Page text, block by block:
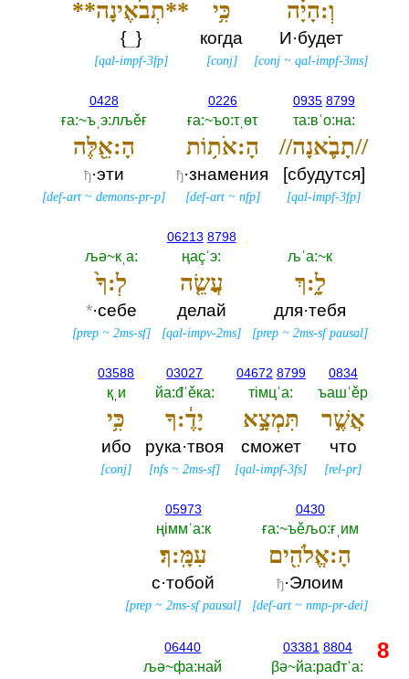
וְ:הָיָ֗ה
И·будет
[conj ~qal-impf-3ms]
כִּ֥י
когда
[conj]
**תְבֹאֶינָה**
{_ }
[qal-impf-3fp]
0935 8799
τа:вˈо:на:‎
//תָבֹ֛אנָה//
[сбудутся]
[qal-impf-3fp]
0226
ға:~ъо:τˌөτ
הָ:אֹת֥וֹת
ђ·знамения
[def-art~ nfp]
0428
ға:~ъˌэ:лљěғ
הָ:אֵ֖לֶּה
ђ·эти
[def-art ~demons-pr-p]
љˈа:~к
לָ֑:ךְ
для·тебя
[prep ~2ms-sf pausal]
06213 8798
ңаçˈэ:‎
עֲשֵׂ֤ה
делай
[qal-impv-2ms]
љә~кˌа:‎
לְ:ךָ֙
*·себе
[prep ~2ms-sf]
0834
ъашˈěр
אֲשֶׁ֣ר
что
[rel-pr]
04672 8799
тiмцˈа:‎
תִּמְצָ֣א
сможет
[qal-impf-3fs]
03027
йа:đˈěка:‎
יָדֶ֔:ךָ
рука·твоя
[nfs ~2ms-sf]
03588
қˌи
כִּ֥י
ибо
[conj]
0430
ға:~ъěљо:ғˌим
הָ:אֱלֹהִ֖ים
ђ·Элоим
[def-art ~nmp-pr-dei]
05973
ңiммˈа:к
עִמָּֽ:ךְ׃
с·тобой
[prep ~2ms-sf pausal]
03381 8804
βә~йа:раđтˈа:‎
06440
љә~фа:най
8